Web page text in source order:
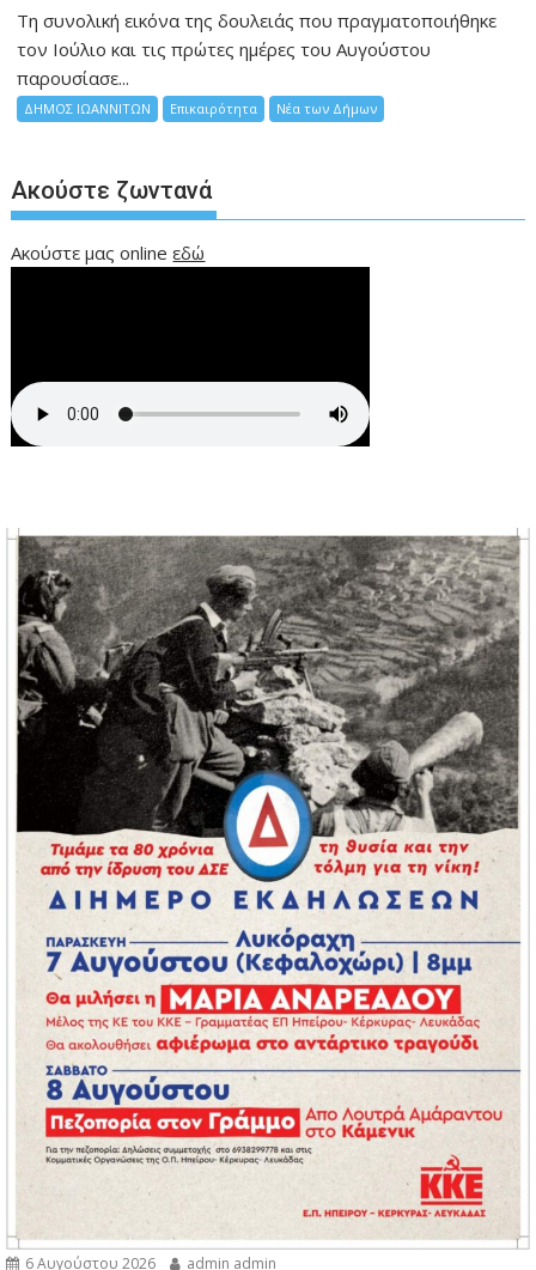
Τη συνολική εικόνα της δουλειάς που πραγματοποιήθηκε
τον Ιούλιο και τις πρώτες ημέρες του Αυγούστου
παρουσίασε...
ΔΗΜΟΣ ΙΩΑΝΝΙΤΩΝ Επικαιρότητα Νέα των Δήμων
Ακούστε ζωντανά
Ακούστε μας onlineεδώ
6 Αυγούστου 2026 admin admin